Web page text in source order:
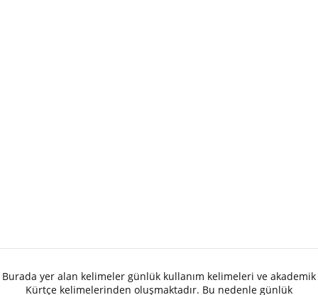
Burada yer alan kelimeler günlük kullanım kelimeleri ve akademik
Kürtçe kelimelerinden oluşmaktadır. Bu nedenle günlük